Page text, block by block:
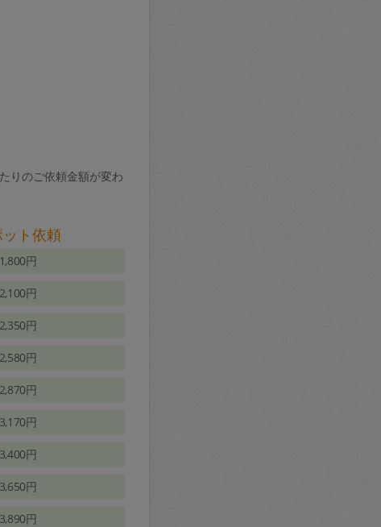
りのご依頼金額が変わ
ト依頼
1,800円
2,100円
2,350円
2,580円
2,870円
3,170円
3,400円
3,650円
3,890円